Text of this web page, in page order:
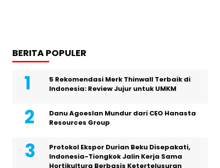
BERITA POPULER
5 Rekomendasi Merk Thinwall Terbaik di
Indonesia: Review Jujur untuk UMKM
Danu Agoeslan Mundur dari CEO Hanasta
Resources Group
Protokol Ekspor Durian Beku Disepakati,
Indonesia-Tiongkok Jalin Kerja Sama
Hortikultura Berbasis Ketertelusuran